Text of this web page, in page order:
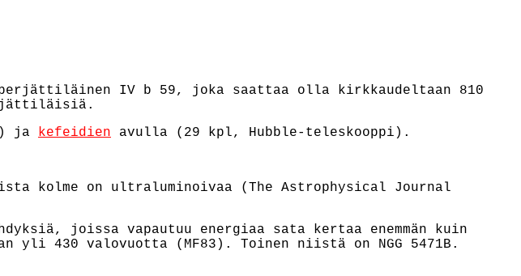
IV b 59, joka saattaa olla kirkkaudeltaan 810
ja kefeidien avulla (29 kpl, Hubble-teleskooppi) .
kolme on ultraluminoivaa (The Astrophysical Journal
joissa vapautuu energiaa sata kertaa enemmän kuin
yli 430 valovuotta (MF83). Toinen niistä on NGG 5471B.